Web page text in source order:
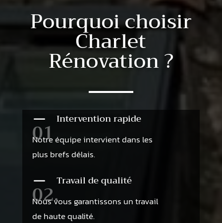
Pourquoi choisir
Charlet
Rénovation ?
01
K Intervention rapide
Notre équipe intervient dans les
plus brefs délais.
02.
K Travail de qualité
Nous vous garantissons un travail
de haute qualité.